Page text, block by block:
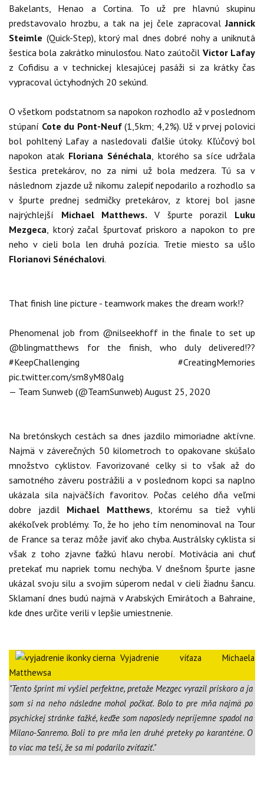
Bakelants, Henao a Cortina. To už pre hlavnú skupinu
predstavovalo hrozbu, a tak na jej čele zapracovalJannick
Steimle (Quick-Step), ktorý mal dnes dobré nohy a uniknutá
šestica bola zakrátko minulosťou. Nato zaútočil Victor Lafay
z Cofidisu a v technickej klesajúcej pasáži si za krátky čas
vypracoval úctyhodných 20 sekúnd.
O všetkom podstatnom sa napokon rozhodlo až v poslednom
stúpaní Cote du Pont-Neuf(1,5km; 4,2%). Už v prvej polovici
bol pohltený Lafay a nasledovali ďalšie útoky. Kľúčový bol
napokon atak Floriana Sénéchala, ktorého sa síce udržala
šestica pretekárov, no za nimi už bola medzera. Tú sa v
následnom zjazde už nikomu zalepiť nepodarilo a rozhodlo sa
v špurte prednej sedmičky pretekárov, z ktorej bol jasne
najrýchlejší Michael Matthews.V špurte porazil Luku
Mezgeca, ktorý začal špurtovať priskoro a napokon to pre
neho v cieli bola len druhá pozícia. Tretie miesto sa ušlo
Florianovi Sénéchalovi.
That finish line picture - teamwork makes the dream work!?
Phenomenal job from @nilseekhoff in the finale to set up
@blingmatthews for the finish, who duly delivered!??
#KeepChallenging
#CreatingMemories
pic.twitter.com/sm8yM80alg
— Team Sunweb (@TeamSunweb) August 25, 2020
Na bretónskych cestách sa dnes jazdilo mimoriadne aktívne.
Najmä v záverečných 50 kilometroch to opakovane skúšalo
množstvo cyklistov. Favorizované celky si to však až do
samotného záveru postrážili a v poslednom kopci sa naplno
ukázala sila najväčších favoritov. Počas celého dňa veľmi
dobre jazdil Michael Matthews, ktorému sa tiež vyhli
akékoľvek problémy. To, že ho jeho tím nenominoval na Tour
de France sa teraz môže javiť ako chyba. Austrálsky cyklista si
však z toho zjavne ťažkú hlavu nerobí. Motivácia ani chuť
pretekať mu napriek tomu nechýba. V dnešnom špurte jasne
ukázal svoju silu a svojim súperom nedal v cieli žiadnu šancu.
Sklamaní dnes budú najmä v Arabských Emirátoch a Bahraine,
kde dnes určite verili v lepšie umiestnenie.
Vyjadrenie víťaza Michaela
Matthewsa
"Tento šprint mi vyšiel perfektne, pretože Mezgec vyrazil priskoro a ja
som si na neho následne mohol počkať. Bolo to pre mňa najmä po
psychickej stránke ťažké, keďže som naposledy nepríjemne spadol na
Milano-Sanremo. Boli to pre mňa len druhé preteky po karanténe. O
to viac ma teší, že sa mi podarilo zvíťaziť."